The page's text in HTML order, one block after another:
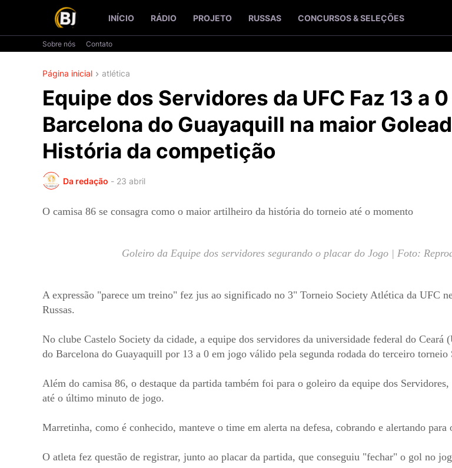
INÍCIO RÁDIO PROJETO RUSSAS CONCURSOS & SELEÇÕES
Sobre nós Contato
Página inicial atlética
Equipe dos Servidores da UFC Faz 13 a
Barcelona do Guayaquill na maior
História da competição
Da redação - 23 abril
O camisa 86 se consagra como o maior artilheiro da história do torneio até o momento
Goleiro da Equipe dos servidores segurando o placar do Jogo | Foto:
A expressão "parece um treino" fez jus ao significado no 3" Torneio Society Atlética da UFC
Russas.
No clube Castelo Society da cidade, a equipe dos servidores da universidade federal do Ceará
do Barcelona do Guayaquill por 13 a 0 em jogo válido pela segunda rodada do terceiro
Além do camisa 86, o destaque da partida também foi para o goleiro da equipe dos
até o último minuto de jogo.
Marretinha, como é conhecido, manteve o time em alerta na defesa, cobrando e alertando para
O atleta fez questão de registrar, junto ao placar da partida, que conseguiu "fechar" o gol no